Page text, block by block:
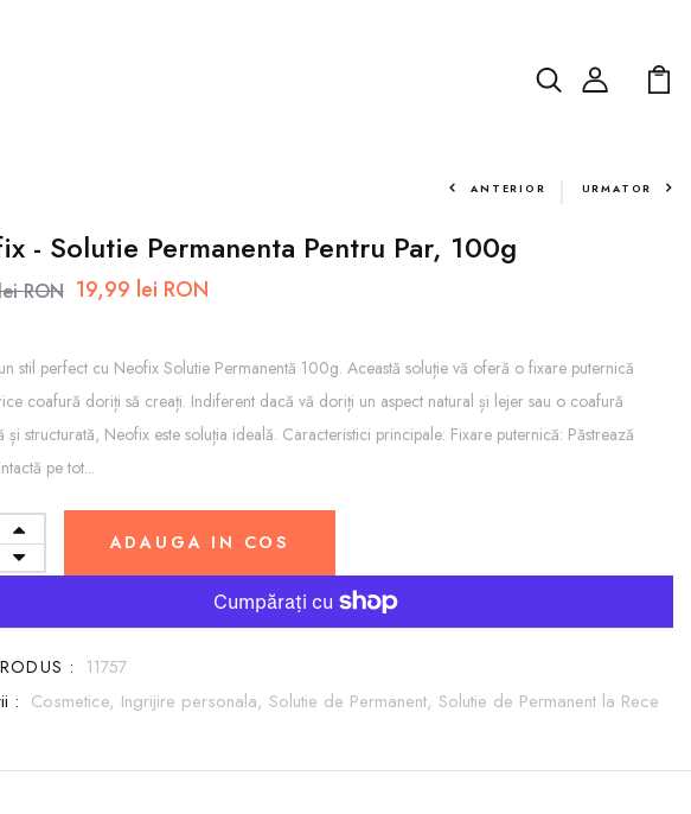
ANTERIOR URMATOR
- Solutie Permanenta Pentru Par, 100g
RON 19,99 lei RON
stil perfect cu Neofix Solutie Permanentă 100g. Această soluție vă oferă o fixare puternică
coafură doriți să creați. Indiferent dacă vă doriți un aspect natural și lejer sau o coafură
și structurată, Neofix este soluția ideală. Caracteristici principale: Fixare puternică: Păstrează
pe tot...
ADAUGA IN COS
: 11757
: Cosmetice, Ingrijire personala, Solutie de Permanent, Solutie de Permanent la Rece